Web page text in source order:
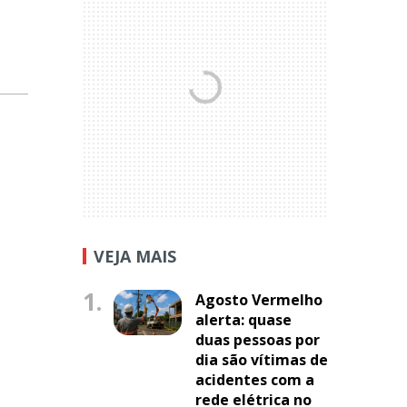
VEJA MAIS
1.
Agosto Vermelho
alerta: quase
duas pessoas por
dia são vítimas de
acidentes com a
rede elétrica no